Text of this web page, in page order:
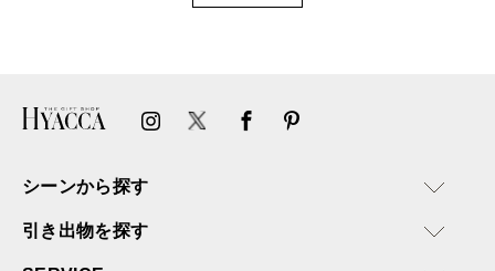
シーンから探す
引き出物を探す